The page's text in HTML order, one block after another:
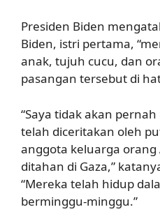
Presiden Biden
Biden, istri pertama,
anak, tujuh cucu, dan
pasangan tersebut di
“Saya tidak akan
telah diceritakan oleh
anggota keluarga
ditahan di Gaza,”
“Mereka telah hidup
berminggu-minggu.”